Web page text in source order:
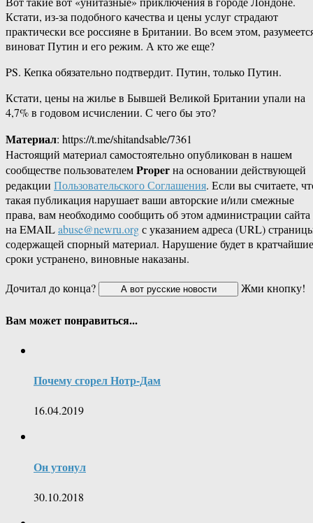
Кстати, из-за подобного качества и цены услуг страдают
практически все россияне в Британии. Во всем этом,
виноват Путин и его режим. А кто же еще?
PS. Кепка обязательно подтвердит. Путин, только Путин.
Кстати, цены на жилье в Бывшей Великой Британии упали на
4,7% в годовом исчислении. С чего бы это?
Материал: https://t.me/shitandsable/7361
Настоящий материал самостоятельно опубликован в нашем
сообществе пользователемProperна основании действующей
редакции Пользовательского Соглашения. Если вы считаете,
такая публикация нарушает ваши авторские и/или смежные
права, вам необходимо сообщить об этом администрации сайта
на EMAILabuse@newru.orgс указанием адреса (URL)
содержащей спорный материал. Нарушение будет в кратчайшие
сроки устранено, виновные наказаны.
Дочитал до конца?
Жми кнопку!
Вам может понравиться...
Почему сгорел Нотр-Дам
16.04.2019
Он утонул
30.10.2018